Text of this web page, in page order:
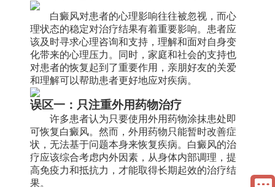
白癜风对患者的心理影响往往被忽视，而心
理状态的稳定对治疗结果有着重要影响。患者应
该及时寻求心理咨询和支持，理解和面对自身变
化带来的心理压力。同时，家庭和社会的支持也
对患者的恢复起到了重要作用，亲朋好友的关爱
和理解可以帮助患者更好地应对疾病。
误区一：只注重外用药物治疗
许多患者认为只要使用外用药物涂抹患处即
可恢复白癜风。然而，外用药物只能暂时改善症
状，无法基于问题本身来恢复疾病。白癜风的治
疗应该综合考虑内外因素，从身体内部调理，提
高免疫力和抵抗力，才能取得长期起效的治疗结
果。